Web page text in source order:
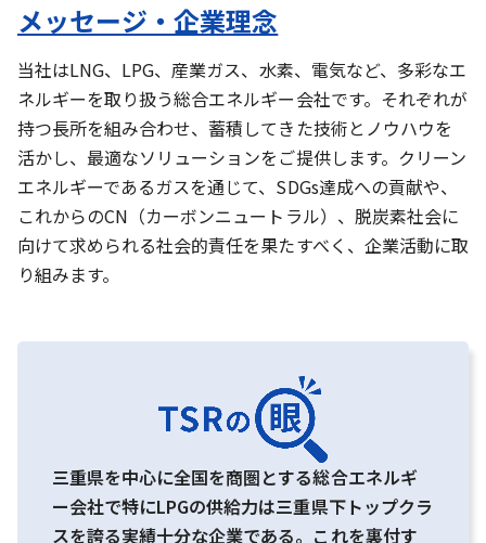
メッセージ・企業理念
当社はLNG、LPG、産業ガス、水素、電気など、多彩なエ
ネルギーを取り扱う総合エネルギー会社です。それぞれが
持つ長所を組み合わせ、蓄積してきた技術とノウハウを
活かし、最適なソリューションをご提供します。クリーン
エネルギーであるガスを通じて、SDGs達成への貢献や、
これからのCN（カーボンニュートラル）、脱炭素社会に
向けて求められる社会的責任を果たすべく、企業活動に取
り組みます。
三重県を中心に全国を商圏とする総合エネルギ
ー会社で特にLPGの供給力は三重県下トップクラ
スを誇る実績十分な企業である。これを裏付す